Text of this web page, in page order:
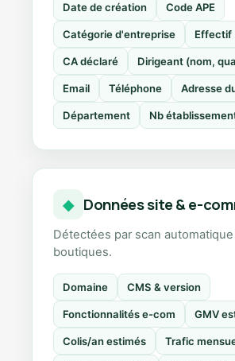
Date de création Code APE
Catégorie d'entreprise Effectif
CA déclaré Dirigeant (nom,
Email Téléphone Adresse
Département Nb
◆ Données site & e-
Détectées par scan
boutiques.
Domaine CMS & version
Fonctionnalités e-com GMV
Colis/an estimés Trafic